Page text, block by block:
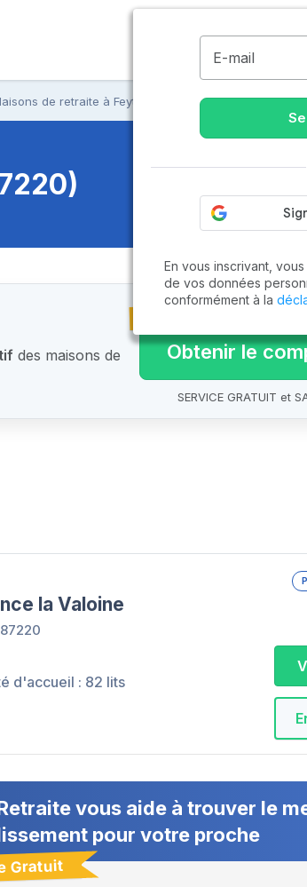
de retraite à Feytiat
des maisons de
Obtenir le
SERVICE GRATUIT et
la Valoine
d'accueil : 82 lits
vous aide à trouver le
pour votre proche
Gratuit
E-mail
En vous inscrivant,
de vos données
conformément à la